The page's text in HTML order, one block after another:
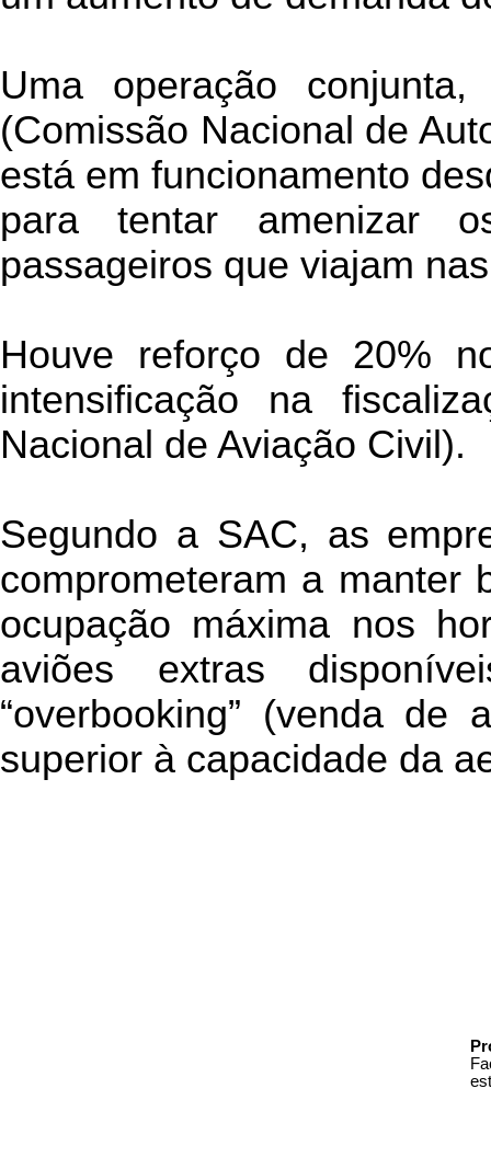
Uma operação
(Comissão Nacional de
está em funcionamento
para tentar amenizar
passageiros que viajam
Houve reforço de 20%
intensificação na
Nacional de Aviação Civil).
Segundo a SAC, as
comprometeram a manter
ocupação máxima nos
aviões extras
“overbooking” (venda de
superior à capacidade da